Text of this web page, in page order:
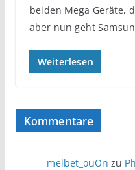
beiden Mega Geräte,
aber nun geht
Weiterlesen
Kommentare
melbet_ouOn zu